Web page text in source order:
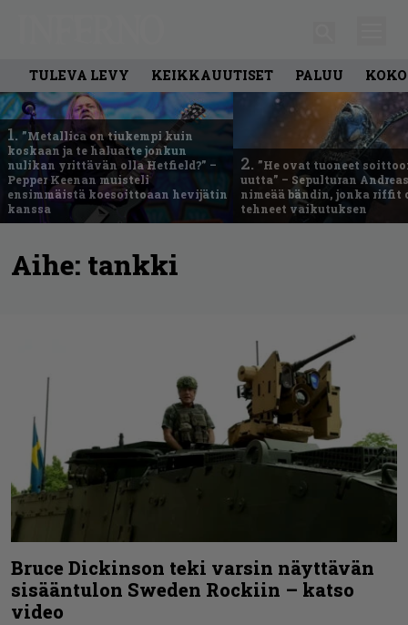
TULEVA LEVY KEIKKAUUTISET PALUU
1. ”Metallica on tiukempi kuin
koskaan ja te haluatte jonkun
nulikan yrittävän olla Hetfield?” –
Pepper Keenan muisteli
ensimmäistä koesoittoaan hevijätin
kanssa
2. ”He ovat tuoneet
uutta” – Sepulturan
nimeää bändin, jonka riffit
tehneet vaikutuksen
Aihe: tankki
Bruce Dickinson teki varsin näyttävän
sisääntulon Sweden Rockiin – katso
video